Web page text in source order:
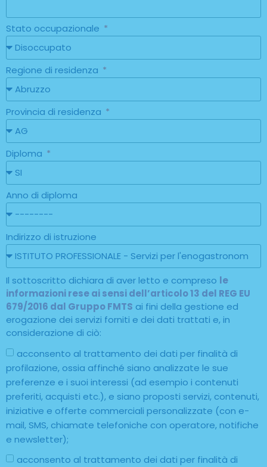
Stato occupazionale
Regione di residenza
Provincia di residenza
Diploma
Anno di diploma
Indirizzo di istruzione
Il sottoscritto dichiara di aver letto e compreso le
informazioni rese ai sensi dell’articolo 13 del REG EU
679/2016 dal Gruppo FMTS ai fini della gestione ed
erogazione dei servizi forniti e dei dati trattati e, in
considerazione di ciò:
acconsento al trattamento dei dati per finalità di
profilazione, ossia affinché siano analizzate le sue
preferenze e i suoi interessi (ad esempio i contenuti
preferiti, acquisti etc.), e siano proposti servizi, contenuti,
iniziative e offerte commerciali personalizzate (con e-
mail, SMS, chiamate telefoniche con operatore, notifiche
e newsletter);
acconsento al trattamento dei dati per finalità di